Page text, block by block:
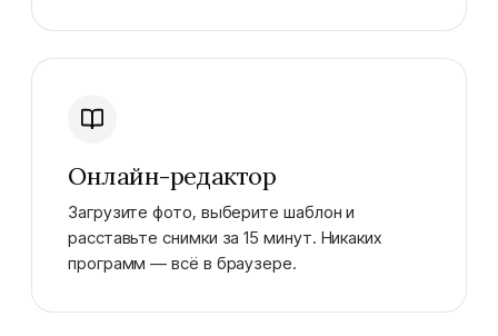
Онлайн-редактор
Загрузите фото, выберите шаблон и
расставьте снимки за 15 минут. Никаких
программ — всё в браузере.